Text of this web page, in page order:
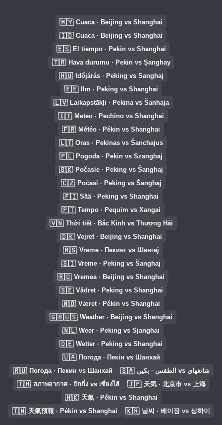
🇲🇾 Cuaca · Beijing vs Shanghai
🇮🇩 Cuaca · Beijing vs Shanghai
🇪🇸 El tiempo · Pekín vs Shanghai
🇹🇷 Hava durumu · Pekin vs Şanghay
🇭🇺 Időjárás · Peking vs Sanghaj
🇪🇪 Ilm · Peking vs Shanghai
🇱🇻 Laikapstākļi · Pekina vs Šanhaja
🇮🇹 Meteo · Pechino vs Shanghai
🇫🇷 Météo · Pékin vs Shanghai
🇱🇹 Oras · Pekinas vs Šanchajus
🇵🇱 Pogoda · Pekin vs Szanghaj
🇸🇰 Počasie · Peking vs Šanghaj
🇨🇿 Počasí · Peking vs Šanghaj
🇫🇮 Sää · Peking vs Shanghai
🇵🇹 Tempo · Pequim vs Xangai
🇻🇳 Thời tiết · Bắc Kinh vs Thượng Hải
🇩🇰 Vejret · Beijing vs Shanghai
🇷🇸 Vreme · Пекинг vs Шангај
🇸🇮 Vreme · Peking vs Šanghaj
🇷🇴 Vremea · Beijing vs Shanghai
🇸🇪 Vädret · Peking vs Shanghai
🇳🇴 Været · Pékin vs Shanghai
🇬🇧🇺🇸 Weather · Beijing vs Shanghai
🇳🇱 Weer · Peking vs Sjanghai
🇩🇪 Wetter · Peking vs Shanghai
🇺🇦 Погода · Пекін vs Шанхай
🇷🇺 Погода · Пекин vs Шанхай 🇸🇦 الطقس · بكين vs شانغهاي
🇹🇭 สภาพอากาศ · ปักกิ่ง vs เซี่ยงไฮ้ 🇯🇵 天気 · 北京市 vs 上海
🇭🇰 天氣 · Pékin vs Shanghai
🇹🇼 天氣預報 · Pékin vs Shanghai 🇰🇷 날씨 · 베이징 vs 상하이